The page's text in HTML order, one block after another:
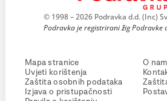
© 1998 – 2026 Podravka d.d. (Inc)
Podravka je registrirani žig Podravke
Mapa stranice
Uvjeti korištenja
Zaštita osobnih podataka
Izjava o pristupačnosti
O